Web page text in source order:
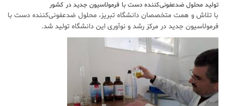
تولید محلول ضدعفونی‌کننده دست با فرمولاسیون جدید در کشور
با تلاش و همت متخصصان دانشگاه تبریز، محلول ضدعفونی‌کننده دست با
فرمولاسیون جدید در مرکز رشد و نوآوری این دانشگاه تولید شد.